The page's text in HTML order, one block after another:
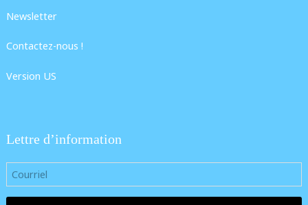
Newsletter
Contactez-nous !
Version US
Lettre d’information